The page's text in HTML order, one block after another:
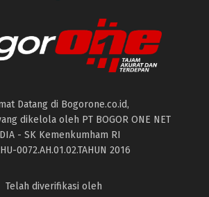
Datang di Bogorone.co.id,
dikelola oleh PT BOGOR ONE NET
- SK Kemenkumham RI
0072.AH.01.02.TAHUN 2016
Telah diverifikasi oleh